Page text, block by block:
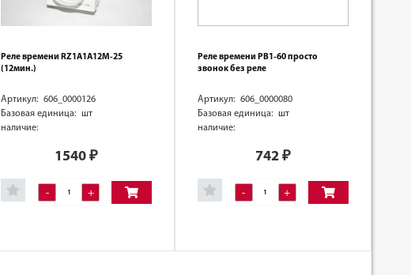
Реле времени RZ1A1A12M-25
(12мин.)
Артикул: 606_0000126
Базовая единица: шт
наличие:
1540 ₽
- +
Реле времени РВ1-60 просто
звонок без реле
Артикул: 606_0000080
Базовая единица: шт
наличие:
742 ₽
- +